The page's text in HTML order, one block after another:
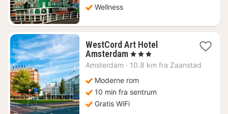
Wellness
WestCord Art Hotel
Amsterdam1
natt
1417
kr.
, 3 Stjerner
Amsterdam · 10.8 km fra Zaanstad
Moderne rom
10 min fra sentrum
Gratis WiFi